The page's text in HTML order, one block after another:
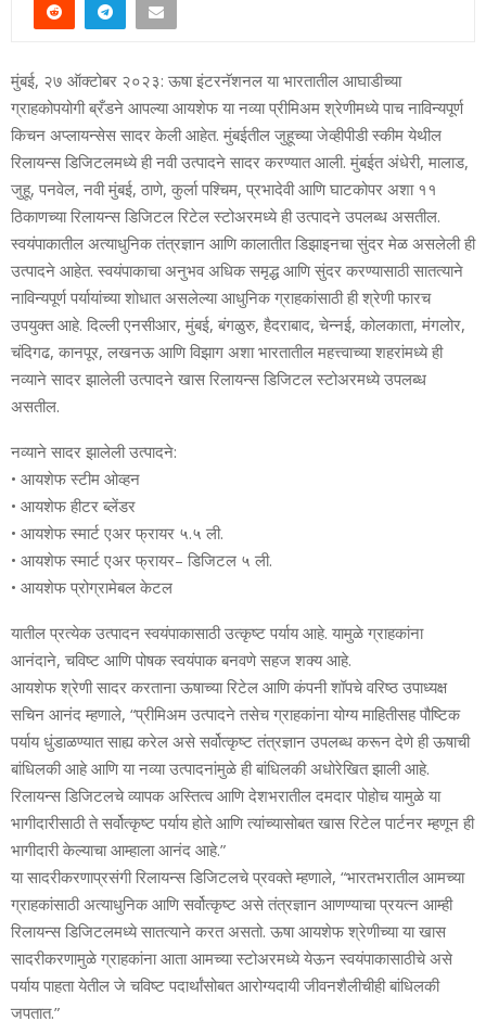
मुंबई, २७ ऑक्टोबर २०२३: ऊषा इंटरनॅशनल या भारतातील आघाडीच्या
ग्राहकोपयोगी ब्रँडने आपल्या आयशेफ या नव्या प्रीमिअम श्रेणीमध्ये पाच नाविन्यपूर्ण
किचन अप्लायन्सेस सादर केली आहेत. मुंबईतील जुहूच्या जेव्हीपीडी स्कीम येथील
रिलायन्स डिजिटलमध्ये ही नवी उत्पादने सादर करण्यात आली. मुंबईत अंधेरी, मालाड,
जुहू, पनवेल, नवी मुंबई, ठाणे, कुर्ला पश्चिम, प्रभादेवी आणि घाटकोपर अशा ११
ठिकाणच्या रिलायन्स डिजिटल रिटेल स्टोअरमध्ये ही उत्पादने उपलब्ध असतील.
स्वयंपाकातील अत्याधुनिक तंत्रज्ञान आणि कालातीत डिझाइनचा सुंदर मेळ असलेली ही
उत्पादने आहेत. स्वयंपाकाचा अनुभव अधिक समृद्ध आणि सुंदर करण्यासाठी सातत्याने
नाविन्यपूर्ण पर्यायांच्या शोधात असलेल्या आधुनिक ग्राहकांसाठी ही श्रेणी फारच
उपयुक्त आहे. दिल्ली एनसीआर, मुंबई, बंगळुरु, हैदराबाद, चेन्नई, कोलकाता, मंगलोर,
चंदिगढ, कानपूर, लखनऊ आणि विझाग अशा भारतातील महत्त्वाच्या शहरांमध्ये ही
नव्याने सादर झालेली उत्पादने खास रिलायन्स डिजिटल स्टोअरमध्ये उपलब्ध
असतील.
नव्याने सादर झालेली उत्पादने:
• आयशेफ स्टीम ओव्हन
• आयशेफ हीटर ब्लेंडर
• आयशेफ स्मार्ट एअर फ्रायर ५.५ ली.
• आयशेफ स्मार्ट एअर फ्रायर– डिजिटल ५ ली.
• आयशेफ प्रोग्रामेबल केटल
यातील प्रत्येक उत्पादन स्वयंपाकासाठी उत्कृष्ट पर्याय आहे. यामुळे ग्राहकांना
आनंदाने, चविष्ट आणि पोषक स्वयंपाक बनवणे सहज शक्य आहे.
आयशेफ श्रेणी सादर करताना ऊषाच्या रिटेल आणि कंपनी शॉपचे वरिष्ठ उपाध्यक्ष
सचिन आनंद म्हणाले, “प्रीमिअम उत्पादने तसेच ग्राहकांना योग्य माहितीसह पौष्टिक
पर्याय धुंडाळण्यात साह्य करेल असे सर्वोत्कृष्ट तंत्रज्ञान उपलब्ध करून देणे ही ऊषाची
बांधिलकी आहे आणि या नव्या उत्पादनांमुळे ही बांधिलकी अधोरेखित झाली आहे.
रिलायन्स डिजिटलचे व्यापक अस्तित्व आणि देशभरातील दमदार पोहोच यामुळे या
भागीदारीसाठी ते सर्वोत्कृष्ट पर्याय होते आणि त्यांच्यासोबत खास रिटेल पार्टनर म्हणून ही
भागीदारी केल्याचा आम्हाला आनंद आहे.”
या सादरीकरणाप्रसंगी रिलायन्स डिजिटलचे प्रवक्ते म्हणाले, “भारतभरातील आमच्या
ग्राहकांसाठी अत्याधुनिक आणि सर्वोत्कृष्ट असे तंत्रज्ञान आणण्याचा प्रयत्न आम्ही
रिलायन्स डिजिटलमध्ये सातत्याने करत असतो. ऊषा आयशेफ श्रेणीच्या या खास
सादरीकरणामुळे ग्राहकांना आता आमच्या स्टोअरमध्ये येऊन स्वयंपाकासाठीचे असे
पर्याय पाहता येतील जे चविष्ट पदार्थांसोबत आरोग्यदायी जीवनशैलीचीही बांधिलकी
जपतात.”